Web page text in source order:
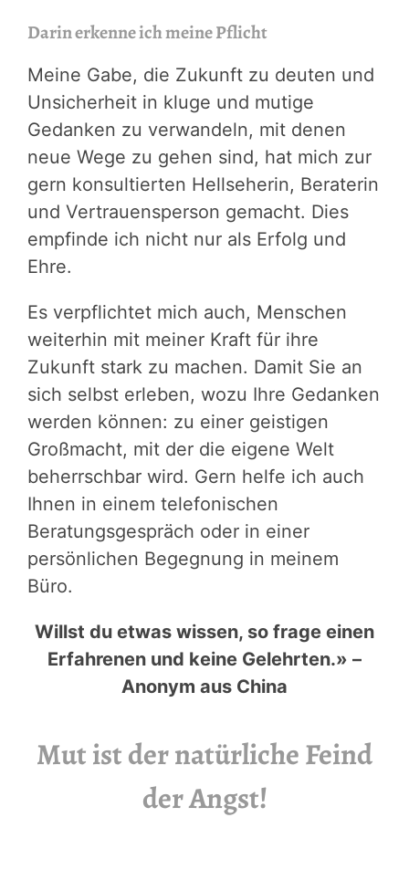
Darin erkenne ich meine Pflicht
Meine Gabe, die Zukunft zu deuten und
Unsicherheit in kluge und mutige
Gedanken zu verwandeln, mit denen
neue Wege zu gehen sind, hat mich zur
gern konsultierten Hellseherin, Beraterin
und Vertrauensperson gemacht. Dies
empfinde ich nicht nur als Erfolg und
Ehre.
Es verpflichtet mich auch, Menschen
weiterhin mit meiner Kraft für ihre
Zukunft stark zu machen. Damit Sie an
sich selbst erleben, wozu Ihre Gedanken
werden können: zu einer geistigen
Großmacht, mit der die eigene Welt
beherrschbar wird. Gern helfe ich auch
Ihnen in einem telefonischen
Beratungsgespräch oder in einer
persönlichen Begegnung in meinem
Büro.
Willst du etwas wissen, so frage einen
Erfahrenen und keine Gelehrten.» –
Anonym aus China
Mut ist der natürliche Feind
der Angst!